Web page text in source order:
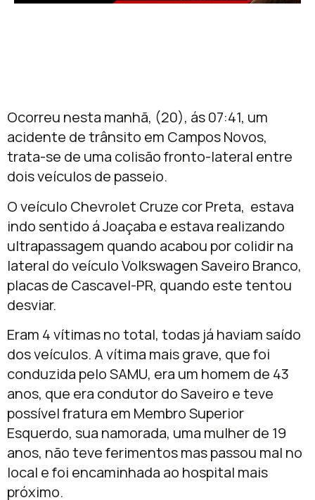
Ocorreu nesta manhã, (20), ás 07:41, um
acidente de trânsito em Campos Novos,
trata-se de uma colisão fronto-lateral entre
dois veículos de passeio.
O veículo Chevrolet Cruze cor Preta, estava
indo sentido á Joaçaba e estava realizando
ultrapassagem quando acabou por colidir na
lateral do veículo Volkswagen Saveiro Branco,
placas de Cascavel-PR, quando este tentou
desviar.
Eram 4 vítimas no total, todas já haviam saído
dos veículos. A vítima mais grave, que foi
conduzida pelo SAMU, era um homem de 43
anos, que era condutor do Saveiro e teve
possível fratura em Membro Superior
Esquerdo, sua namorada, uma mulher de 19
anos, não teve ferimentos mas passou mal no
local e foi encaminhada ao hospital mais
próximo.